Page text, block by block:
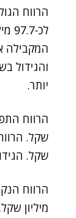
והגידול
יותר.
שקל.